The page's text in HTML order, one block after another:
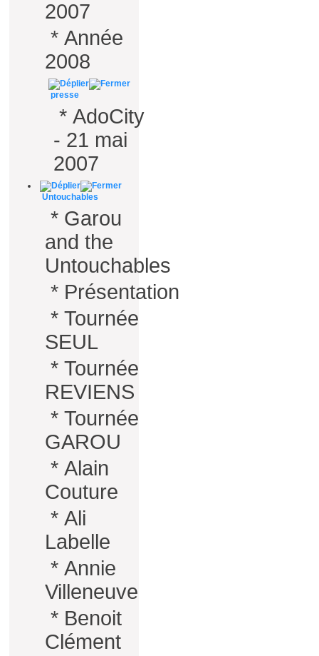
2007
* Année
2008
presse
* AdoCity
- 21 mai
2007
Untouchables
* Garou
and the
Untouchables
* Présentation
* Tournée
SEUL
* Tournée
REVIENS
* Tournée
GAROU
* Alain
Couture
* Ali
Labelle
* Annie
Villeneuve
* Benoit
Clément